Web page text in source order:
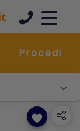
favorite
Procedi